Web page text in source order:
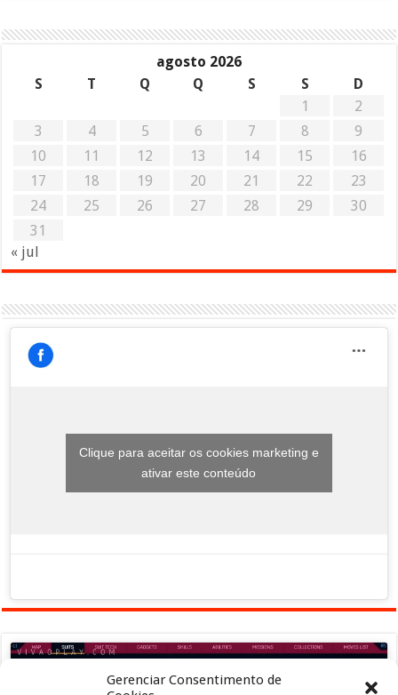
Gerenciar Consentimento de
agosto 2026
S
T Q Q S S
D
1
2
3
4 5 6 7 8
9
10
11 12 13 14 15
16
17
18 19 20 21 22
23
24
25 26 27 28 29
30
31
« jul
Clique para aceitar os cookies marketing e
ativar este conteúdo